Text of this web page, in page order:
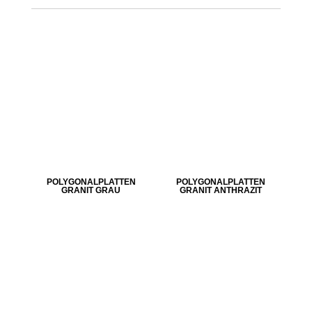
POLYGONALPLATTEN
GRANIT GRAU
POLYGONALPLATTEN
GRANIT ANTHRAZIT